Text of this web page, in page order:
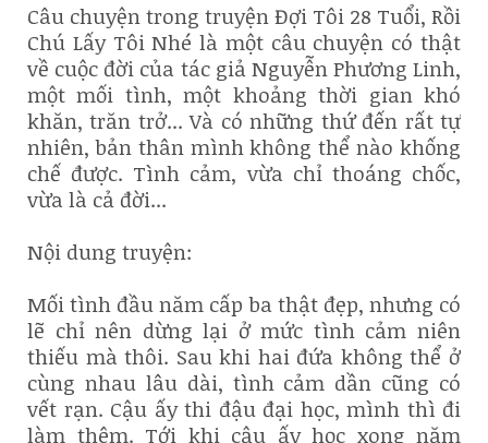
Câu chuyện trong truyện Đợi Tôi 28 Tuổi, Rồi
Chú Lấy Tôi Nhé là một câu chuyện có thật
về cuộc đời của tác giả Nguyễn Phương Linh,
một mối tình, một khoảng thời gian khó
khăn, trăn trở... Và có những thứ đến rất tự
nhiên, bản thân mình không thể nào khống
chế được. Tình cảm, vừa chỉ thoáng chốc,
vừa là cả đời...
Nội dung truyện:
Mối tình đầu năm cấp ba thật đẹp, nhưng có
lẽ chỉ nên dừng lại ở mức tình cảm niên
thiếu mà thôi. Sau khi hai đứa không thể ở
cùng nhau lâu dài, tình cảm dần cũng có
vết rạn. Cậu ấy thi đậu đại học, mình thì đi
làm thêm. Tới khi cậu ấy học xong năm